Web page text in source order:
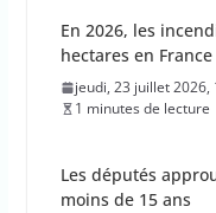
En 2026, les
hectares en France
jeudi, 23 juillet 2026,
1 minutes de lecture
Les députés
moins de 15 ans